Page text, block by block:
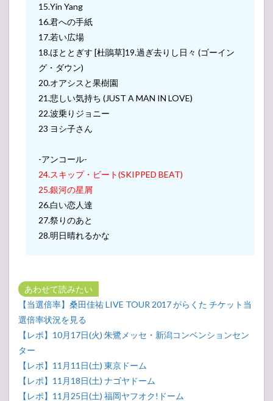
15.Yin Yang
16.君への手紙
17.若い広場
18.ほととぎす [杜鵑草]19.過ぎ去りし日々 (ゴーイン
グ・ダウン)
20.オアシスと果樹園
21.悲しい気持ち (JUST A MAN IN LOVE)
22.波乗りジョニー
23 ヨシ子さん
-アンコール-
24.スキップ・ビート(SKIPPED BEAT)
25.銀河の星屑
26.白い恋人達
27.祭りのあと
28.明日晴れるかな
あわせて読みたい
【当選倍率】桑田佳祐 LIVE TOUR 2017 がらくた チケット当
選倍率状況を見る
【レポ】10月17日(火) 朱鷺メッセ・新潟コンベンションセン
ター
【レポ】11月11日(土) 東京ドーム
【レポ】11月18日(土) ナゴヤドーム
【レポ】11月25日(土) 福岡ヤフオク!ドーム